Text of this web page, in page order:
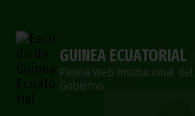
GUINEA ECUATORIAL
Página Web Institucional del
Gobierno